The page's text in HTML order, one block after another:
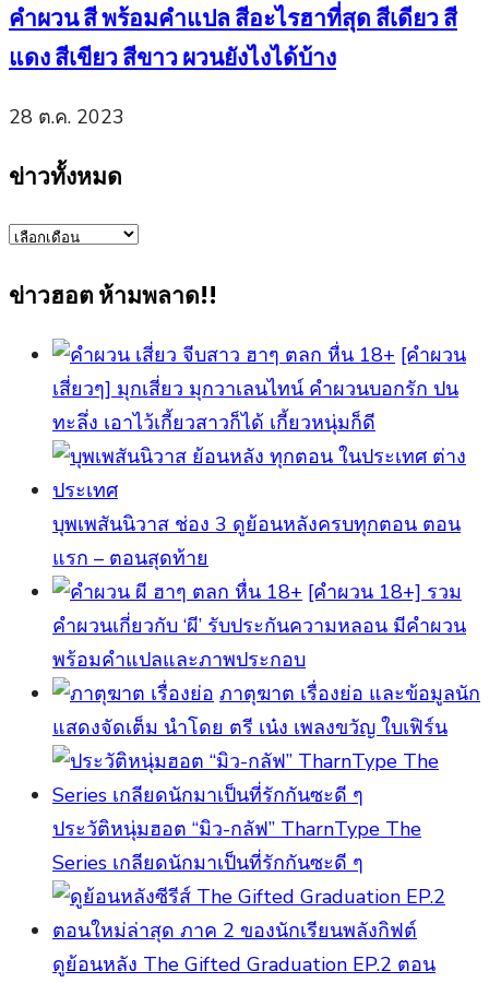
คำผวน สี พร้อมคำแปล สีอะไรฮาที่สุด สีเดียว สี
แดง สีเขียว สีขาว ผวนยังไงได้บ้าง
28 ต.ค. 2023
ข่าวทั้งหมด
ข่าว
ข่าวฮอต ห้ามพลาด!!
[คำผวน
เสี่ยวๆ] มุกเสี่ยว มุกวาเลนไทน์ คำผวนบอกรัก ปน
ทะลึ่ง เอาไว้เกี้ยวสาวก็ได้ เกี้ยวหนุ่มก็ดี
บุพเพสันนิวาส ช่อง 3 ดูย้อนหลังครบทุกตอน ตอน
แรก – ตอนสุดท้าย
[คําผวน 18+] รวม
คำผวนเกี่ยวกับ ‘ผี’ รับประกันความหลอน มีคำผวน
พร้อมคำแปลและภาพประกอบ
ภาตุฆาต เรื่องย่อ และข้อมูลนัก
แสดงจัดเต็ม นำโดย ตรี เน๋ง เพลงขวัญ ใบเฟิร์น
ประวัติหนุ่มฮอต “มิว-กลัฟ” TharnType The
Series เกลียดนักมาเป็นที่รักกันซะดี ๆ
ดูย้อนหลัง The Gifted Graduation EP.2 ตอน